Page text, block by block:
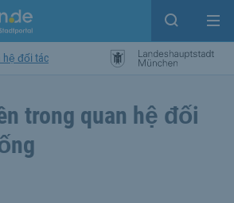
Open
hệ đối tác
trong quan hệ đối